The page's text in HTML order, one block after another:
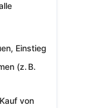
Einstieg
(z. B.
von